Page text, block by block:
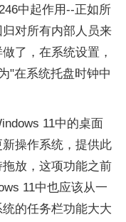
中起作用--正如所
对所有内部人员来
了，在系统设置，
"在系统托盘时钟中
11中的桌面
操作系统，提供此
放，这项功能之前
11中也应该从一
的任务栏功能大大